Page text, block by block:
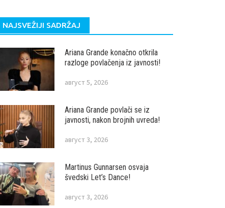
NAJSVEŽIJI SADRŽAJ
Ariana Grande konačno otkrila
razloge povlačenja iz javnosti!
август 5, 2026
Ariana Grande povlači se iz
javnosti, nakon brojnih uvreda!
август 3, 2026
Martinus Gunnarsen osvaja
švedski Let’s Dance!
август 3, 2026